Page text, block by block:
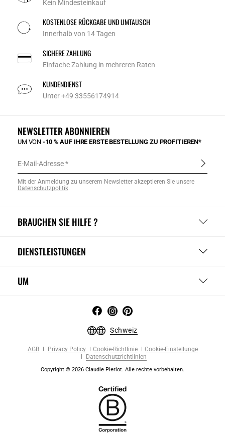
Kein Mindesteinkauf
KOSTENLOSE RÜCKGABE UND UMTAUSCH
Innerhalb von 14 Tagen
SICHERE ZAHLUNG
Einfache Zahlung in mehreren Raten
KUNDENDIENST
Unter +49 33556174914
BRAUCHEN SIE HILFE ?
DIENSTLEISTUNGEN
UM
NEWSLETTER ABONNIEREN
UM VON-10 % AUF IHRE ERSTE BESTELLUNG ZU PROFITIEREN*
E-Mail-Adresse
Mit der Anmeldung zu unserem Newsletter akzeptieren Sie unsere
Datenschutzpolitik.
Schweiz
AGB Privacy Policy Cookie-Richtlinie
Cookie-Einstellunge
Datenschutzrichtlinien
Copyright © 2026 Claudie Pierlot. Alle rechte vorbehalten.